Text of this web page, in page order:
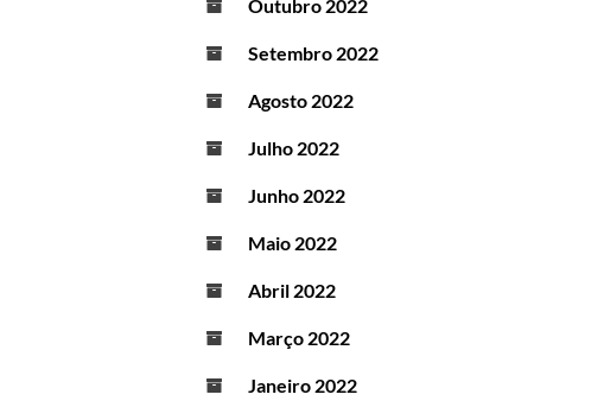
Outubro 2022
Setembro 2022
Agosto 2022
Julho 2022
Junho 2022
Maio 2022
Abril 2022
Março 2022
Janeiro 2022